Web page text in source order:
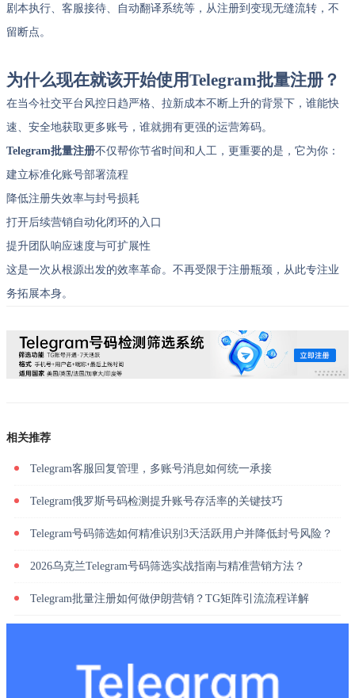
剧本执行、客服接待、自动翻译系统等，从注册到变现无缝流转，不
留断点。
为什么现在就该开始使用Telegram批量注册？
在当今社交平台风控日趋严格、拉新成本不断上升的背景下，谁能快
速、安全地获取更多账号，谁就拥有更强的运营筹码。
Telegram批量注册不仅帮你节省时间和人工，更重要的是，它为你：
建立标准化账号部署流程
降低注册失效率与封号损耗
打开后续营销自动化闭环的入口
提升团队响应速度与可扩展性
这是一次从根源出发的效率革命。不再受限于注册瓶颈，从此专注业
务拓展本身。
相关推荐
Telegram客服回复管理，多账号消息如何统一承接
Telegram俄罗斯号码检测提升账号存活率的关键技巧
Telegram号码筛选如何精准识别3天活跃用户并降低封号风险？
2026乌克兰Telegram号码筛选实战指南与精准营销方法？
Telegram批量注册如何做伊朗营销？TG矩阵引流流程详解